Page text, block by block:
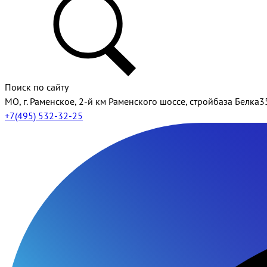
Поиск по сайту
МО, г. Раменское, 2-й км Раменского шоссе, стройбаза
+7(495) 532-32-25